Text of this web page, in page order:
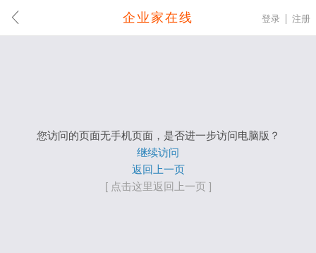
企业家在线 登录 注册
您访问的页面无手机页面，是否进一步访问电脑版？
继续访问
返回上一页
[ 点击这里返回上一页 ]